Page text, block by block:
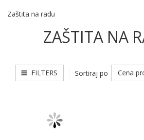
Zaštita na radu
ZAŠTITA NA
FILTERS Sortiraj po Cena